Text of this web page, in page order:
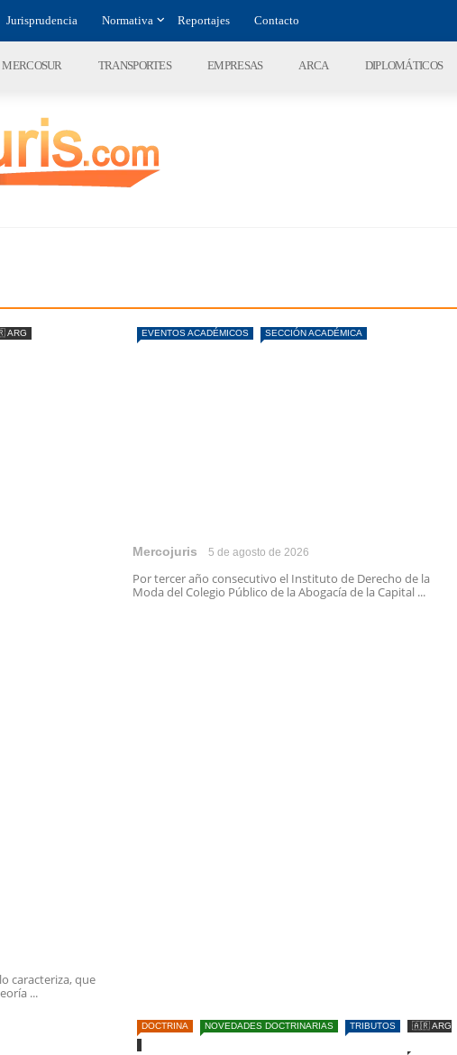
Jurisprudencia Normativa Reportajes Contacto
MERCOSUR TRANSPORTES EMPRESAS ARCA DIPLOMÁTICOS
ARG
caracteriza, que
...
EVENTOS ACADÉMICOS SECCIÓN ACADÉMICA
Mercojuris 5 de agosto de 2026
Por tercer año consecutivo el Instituto de Derecho de la
Moda del Colegio Público de la Abogacía de la Capital ...
DOCTRINA NOVEDADES DOCTRINARIAS TRIBUTOS 🇦🇷 ARG